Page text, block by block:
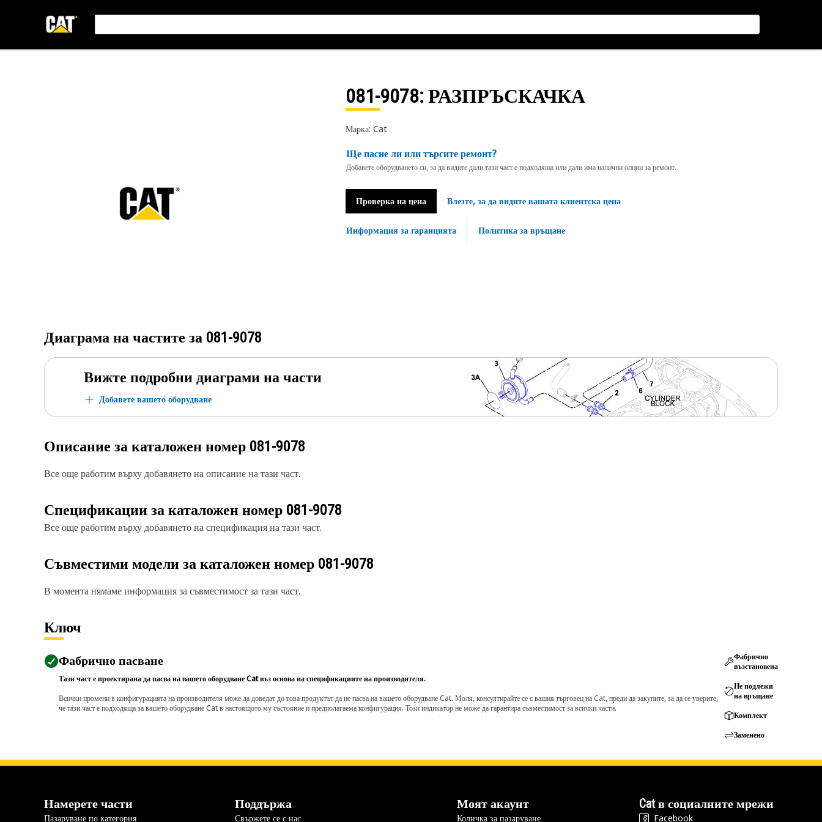
081-9078: РАЗПРЪСКАЧКА
Марка: Cat
Ще пасне ли или търсите ремонт?
Добавете оборудването си, за да видите дали тази част е подходяща или дали има налични опции за ремонт.
Проверка на цена Влезте, за да видите вашата клиентска цена
Информация за гаранцията Политика за връщане
Диаграма на частите за 081-9078
Вижте подробни диаграми на части
Добавете вашето оборудване
Описание за каталожен номер 081-9078
Все още работим върху добавянето на описание на тази част.
Спецификации за каталожен номер 081-9078
Все още работим върху добавянето на спецификация на тази част.
Съвместими модели за каталожен номер 081-9078
В момента нямаме информация за съвместимост за тази част.
Ключ
Фабрично пасване
Тази част е проектирана да пасва на вашето оборудване Cat въз основа на спецификациите на производителя.
Всички промени в конфигурацията на производителя може да доведат до това продуктът да не пасва на вашето оборудване Cat. Моля, консултирайте се с вашия търговец на Cat, преди да закупите, за да се уверите,
че тази част е подходяща за вашето оборудване Cat в настоящото му състояние и предполагаема конфигурация. Този индикатор не може да гарантира съвместимост за всички части.
Фабрично
възстановена
Не подлежи
на връщане
Комплект
Заменено
Намерете части
Пазаруване по категория
Поддържа
Свържете се с нас
Моят акаунт
Количка за пазаруване
Cat в социалните мрежи
Facebook